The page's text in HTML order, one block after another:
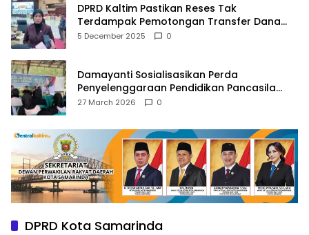
DPRD Kaltim Pastikan Reses Tak
Terdampak Pemotongan Transfer Dana
Pusat
5 December 2025 0
Damayanti Sosialisasikan Perda
Penyelenggaraan Pendidikan Pancasila
dan Wawasan Kebangsaan
27 March 2026 0
DPRD Kota Samarinda